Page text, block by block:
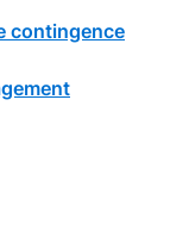
contingence